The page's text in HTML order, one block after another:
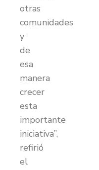
otras
comunidades
y
de
esa
manera
crecer
esta
importante
iniciativa”,
refirió
el